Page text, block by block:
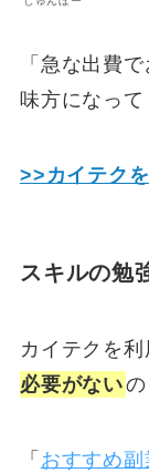
「急な出費
味方になって
>>カイテク
スキルの勉
カイテクを利
必要がないの
「 おすすめ副